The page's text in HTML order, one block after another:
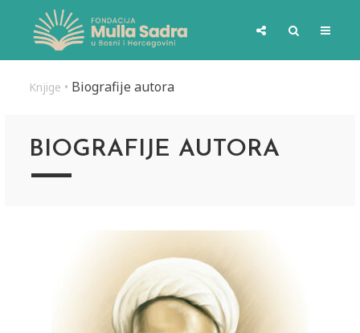
Knjige • Biografije autora
BIOGRAFIJE AUTORA